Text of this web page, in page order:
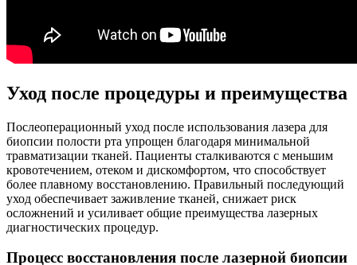
Уход после процедуры и преимущества
Послеоперационный уход после использования лазера для
биопсии полости рта упрощен благодаря минимальной
травматизации тканей. Пациенты сталкиваются с меньшим
кровотечением, отеком и дискомфортом, что способствует
более плавному восстановлению. Правильный последующий
уход обеспечивает заживление тканей, снижает риск
осложнений и усиливает общие преимущества лазерных
диагностических процедур.
Процесс восстановления после лазерной биопсии